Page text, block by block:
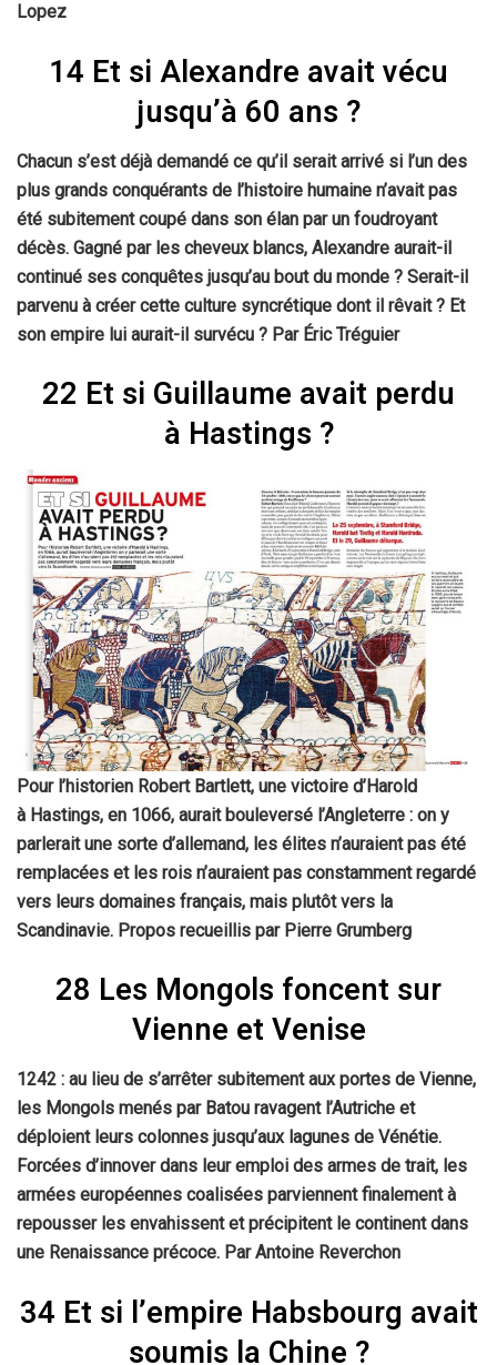
Lopez
14 Et si Alexandre avait vécu
jusqu’à 60 ans ?
Chacun s’est déjà demandé ce qu’il serait arrivé si l’un des
plus grands conquérants de l’histoire humaine n’avait pas
été subitement coupé dans son élan par un foudroyant
décès. Gagné par les cheveux blancs, Alexandre aurait-il
continué ses conquêtes jusqu’au bout du monde ? Serait-il
parvenu à créer cette culture syncrétique dont il rêvait ? Et
son empire lui aurait-il survécu ? Par Éric Tréguier
22 Et si Guillaume avait perdu
à Hastings ?
Pour l’historien Robert Bartlett, une victoire d’Harold
à Hastings, en 1066, aurait bouleversé l’Angleterre : on y
parlerait une sorte d’allemand, les élites n’auraient pas été
remplacées et les rois n’auraient pas constamment regardé
vers leurs domaines français, mais plutôt vers la
Scandinavie. Propos recueillis par Pierre Grumberg
28 Les Mongols foncent sur
Vienne et Venise
1242 : au lieu de s’arrêter subitement aux portes de Vienne,
les Mongols menés par Batou ravagent l’Autriche et
déploient leurs colonnes jusqu’aux lagunes de Vénétie.
Forcées d’innover dans leur emploi des armes de trait, les
armées européennes coalisées parviennent finalement à
repousser les envahissent et précipitent le continent dans
une Renaissance précoce. Par Antoine Reverchon
34 Et si l’empire Habsbourg avait
soumis la Chine ?